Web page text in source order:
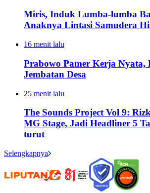
Miris, Induk Lumba-lumba
Anaknya Lintasi Samudera
16 menit lalu
Prabowo Pamer Kerja Nyata,
Jembatan Desa
25 menit lalu
The Sounds Project Vol 9:
MG Stage, Jadi Headliner 5
turut
Selengkapnya